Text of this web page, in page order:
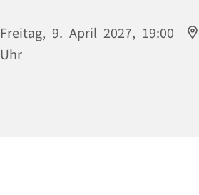
Freitag, 9. April 2027, 19:00
Uhr